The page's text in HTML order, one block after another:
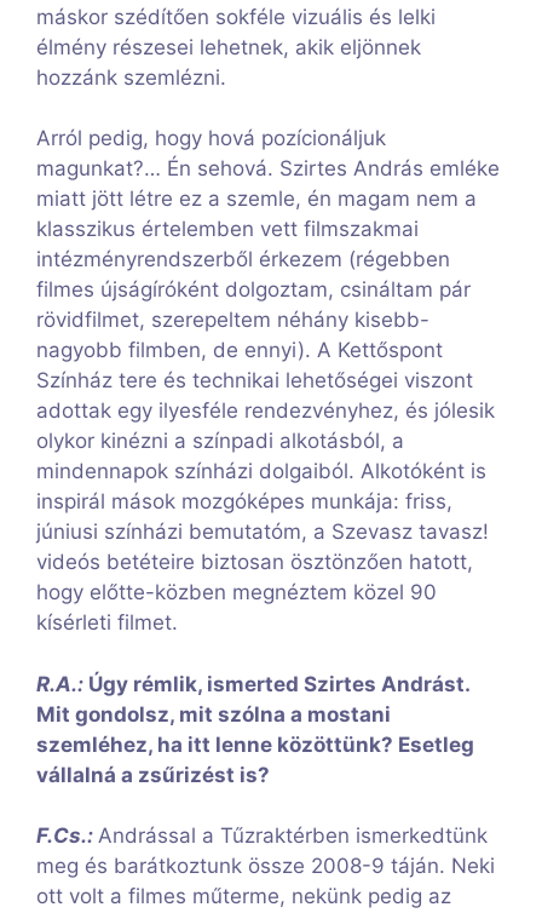
máskor szédítően sokféle vizuális és lelki
élmény részesei lehetnek, akik eljönnek
hozzánk szemlézni.
Arról pedig, hogy hová pozícionáljuk
magunkat?… Én sehová. Szirtes András emléke
miatt jött létre ez a szemle, én magam nem a
klasszikus értelemben vett filmszakmai
intézményrendszerből érkezem (régebben
filmes újságíróként dolgoztam, csináltam pár
rövidfilmet, szerepeltem néhány kisebb-
nagyobb filmben, de ennyi). A Kettőspont
Színház tere és technikai lehetőségei viszont
adottak egy ilyesféle rendezvényhez, és jólesik
olykor kinézni a színpadi alkotásból, a
mindennapok színházi dolgaiból. Alkotóként is
inspirál mások mozgóképes munkája: friss,
júniusi színházi bemutatóm, a Szevasz tavasz!
videós betéteire biztosan ösztönzően hatott,
hogy előtte-közben megnéztem közel 90
kísérleti filmet.
R.A.: Úgy rémlik, ismerted Szirtes Andrást.
Mit gondolsz, mit szólna a mostani
szemléhez, ha itt lenne közöttünk? Esetleg
vállalná a zsűrizést is?
F.Cs.: Andrással a Tűzraktérben ismerkedtünk
meg és barátkoztunk össze 2008-9 táján. Neki
ott volt a filmes műterme, nekünk pedig az